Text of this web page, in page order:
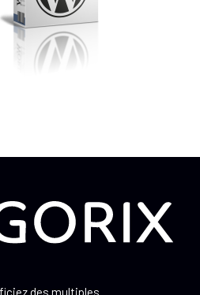
des multiples